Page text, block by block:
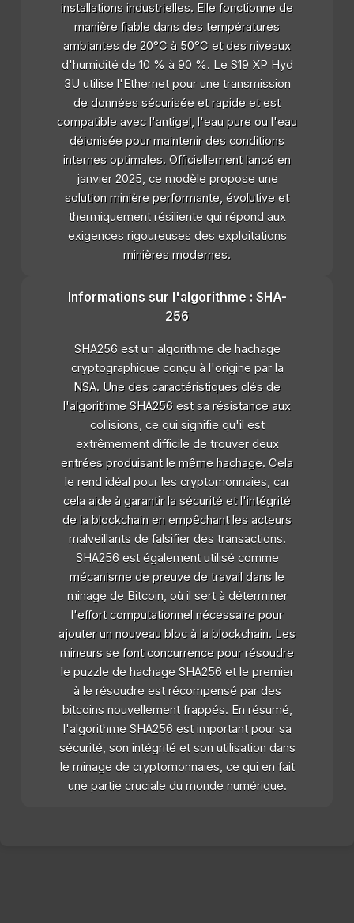
installations industrielles. Elle fonctionne de
manière fiable dans des températures
ambiantes de 20°C à 50°C et des niveaux
d'humidité de 10 % à 90 %. Le S19 XP Hyd
3U utilise l'Ethernet pour une transmission
de données sécurisée et rapide et est
compatible avec l'antigel, l'eau pure ou l'eau
déionisée pour maintenir des conditions
internes optimales. Officiellement lancé en
janvier 2025, ce modèle propose une
solution minière performante, évolutive et
thermiquement résiliente qui répond aux
exigences rigoureuses des exploitations
minières modernes.
Informations sur l'algorithme : SHA-
256
SHA256 est un algorithme de hachage
cryptographique conçu à l'origine par la
NSA. Une des caractéristiques clés de
l'algorithme SHA256 est sa résistance aux
collisions, ce qui signifie qu'il est
extrêmement difficile de trouver deux
entrées produisant le même hachage. Cela
le rend idéal pour les cryptomonnaies, car
cela aide à garantir la sécurité et l'intégrité
de la blockchain en empêchant les acteurs
malveillants de falsifier des transactions.
SHA256 est également utilisé comme
mécanisme de preuve de travail dans le
minage de Bitcoin, où il sert à déterminer
l'effort computationnel nécessaire pour
ajouter un nouveau bloc à la blockchain. Les
mineurs se font concurrence pour résoudre
le puzzle de hachage SHA256 et le premier
à le résoudre est récompensé par des
bitcoins nouvellement frappés. En résumé,
l'algorithme SHA256 est important pour sa
sécurité, son intégrité et son utilisation dans
le minage de cryptomonnaies, ce qui en fait
une partie cruciale du monde numérique.